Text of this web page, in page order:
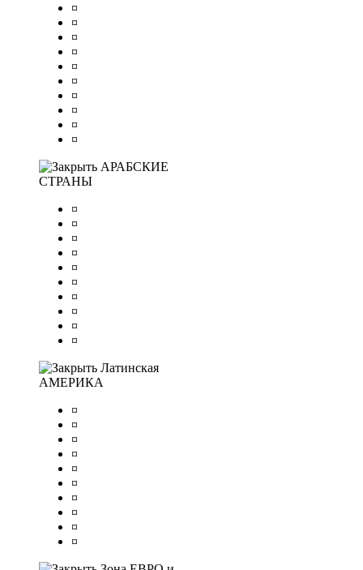
¤
¤
¤
¤
¤
¤
¤
¤
¤
¤
АРАБСКИЕ
СТРАНЫ
¤
¤
¤
¤
¤
¤
¤
¤
¤
¤
Латинская
АМЕРИКА
¤
¤
¤
¤
¤
¤
¤
¤
¤
¤